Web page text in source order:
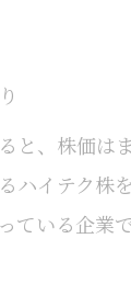
と、株価は
ハイテク株
ている企業